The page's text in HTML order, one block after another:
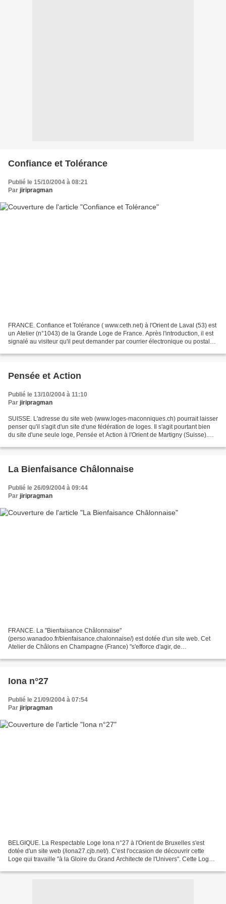
Confiance et Tolérance
Publié le 15/10/2004 à 08:21
Par jiripragman
FRANCE. Confiance et Tolérance ( www.ceth.net) à l'Orient de Laval (53) est
un Atelier (n°1043) de la Grande Loge de France. Après l'introduction, il est
signalé au visiteur qu'il peut demander par courrier électronique ou postal
Pensée et Action
Publié le 13/10/2004 à 11:10
Par jiripragman
SUISSE. L'adresse du site web (www.loges-maconniques.ch) pourrait laisser
penser qu'il s'agit d'un site d'une fédération de loges. Il s'agit pourtant bien
du site d'une seule loge, Pensée et Action à l'Orient de Martigny (Suisse).
La Bienfaisance Châlonnaise
Publié le 26/09/2004 à 09:44
Par jiripragman
FRANCE. La "Bienfaisance Châlonnaise"
(perso.wanadoo.fr/bienfaisance.chalonnaise/) est dotée d'un site web. Cet
Atelier de Châlons en Champagne (France) "s'efforce d'agir, de
les échanges...
Iona n°27
Publié le 21/09/2004 à 07:54
Par jiripragman
BELGIQUE. La Respectable Loge Iona n°27 à l'Orient de Bruxelles s'est
dotée d'un site web (/iona27.cjb.net/). C'est l'occasion de découvrir cette
Loge qui travaille "à la Gloire du Grand Architecte de l'Univers". Cette Loge